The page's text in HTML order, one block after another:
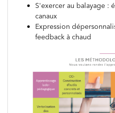
S'exercer au balayage :
canaux
Expression
feedback à chaud